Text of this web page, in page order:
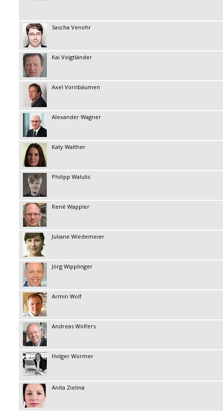
Sascha Venohr
Kai Voigtländer
Axel Vornbäumen
Alexander Wagner
Katy Walther
Philipp Walulis
René Wappler
Juliane Wiedemeier
Jörg Wipplinger
Armin Wolf
Andreas Wolfers
Holger Wormer
Anita Zielina